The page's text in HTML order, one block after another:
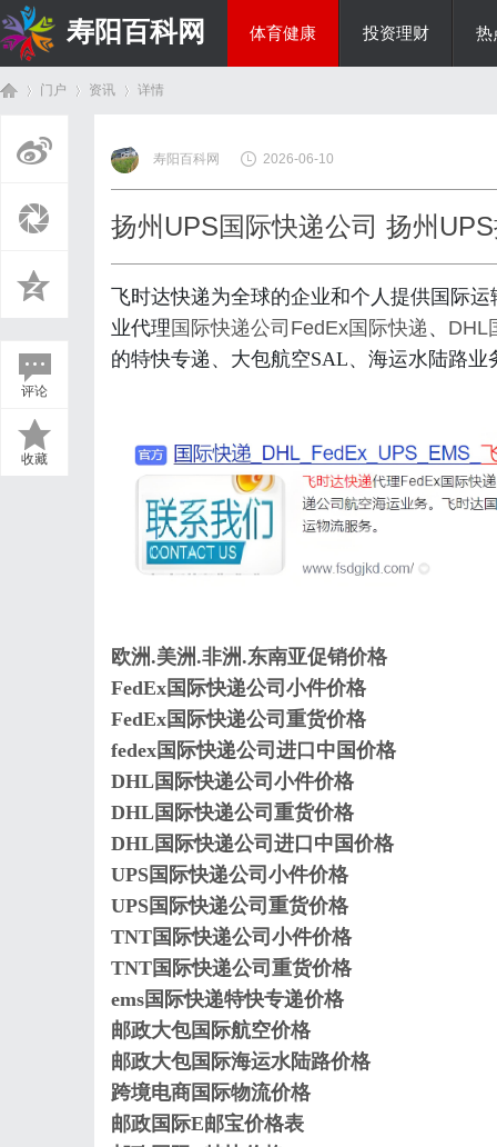
寿阳百科网 体育健康 投资理财 热
门户 资讯
›
详情
评论
收藏
寿阳百科网 2026-06-10
扬州UPS国际快递公司 扬州
飞时达快递为全球的企业和个人提供国际
业代理 国际快递公司 FedEx国际快递 、 DHL
的特快专递、大包航空SAL、海运水陆路业
欧洲.美洲.非洲.东南亚促销价格
FedEx国际快递公司小件价格
FedEx国际快递公司重货价格
fedex国际快递公司进口中国价格
DHL国际快递公司小件价格
DHL国际快递公司重货价格
DHL国际快递公司进口中国价格
UPS国际快递公司小件价格
UPS国际快递公司重货价格
TNT国际快递公司小件价格
TNT国际快递公司重货价格
ems国际快递特快专递价格
邮政大包国际航空价格
邮政大包国际海运水陆路价格
跨境电商国际物流价格
邮政国际E邮宝价格表